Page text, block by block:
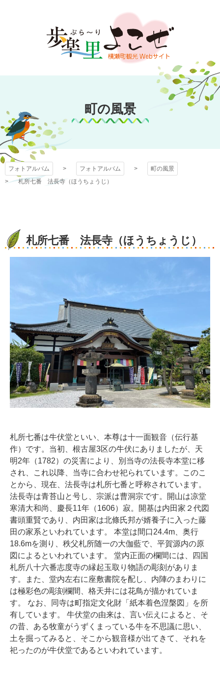
文
キ
プ
フォトアルバム
町の風景
フォトアルバム フォトアルバム
町の風景
札所七番 法長寺（ほうちょうじ）
札所七番 法長寺（ほうちょうじ）
札所七番は牛伏堂といい、本尊は十一面観音（伝行基
作）です。当初、根古屋3区の牛伏にありましたが、天
明2年（1782）の災害により、別当寺の法長寺本堂に移
され、これ以降、当寺に合わせ祀られています。このこ
とから、現在、法長寺は札所七番と呼称されています。
法長寺は青苔山と号し、宗派は曹洞宗です。開山は凉堂
寒清大和尚、慶長11年（1606）寂。開基は内田家２代図
書頭重賢であり、内田家は北條氏邦が婿養子に入った藤
田の家系といわれています。 本堂は間口24.4m、奥行
18.6mを測り、秩父札所随一の大伽藍で、平賀源内の原
図によるといわれています。 堂内正面の欄間には、四国
札所八十六番志度寺の縁起玉取り物語の彫刻がありま
す。また、堂内左右に座敷書院を配し、内陣のまわりに
は極彩色の彫刻欄間、格天井には花鳥が描かれていま
す。 なお、同寺は町指定文化財「紙本着色涅槃図」を所
有しています。 牛伏堂の由来は、言い伝えによると、そ
の昔、ある牧童がうずくまっている牛を不思議に思い、
土を掘ってみると、そこから観音様が出てきて、それを
祀ったのが牛伏堂であるといわれています。